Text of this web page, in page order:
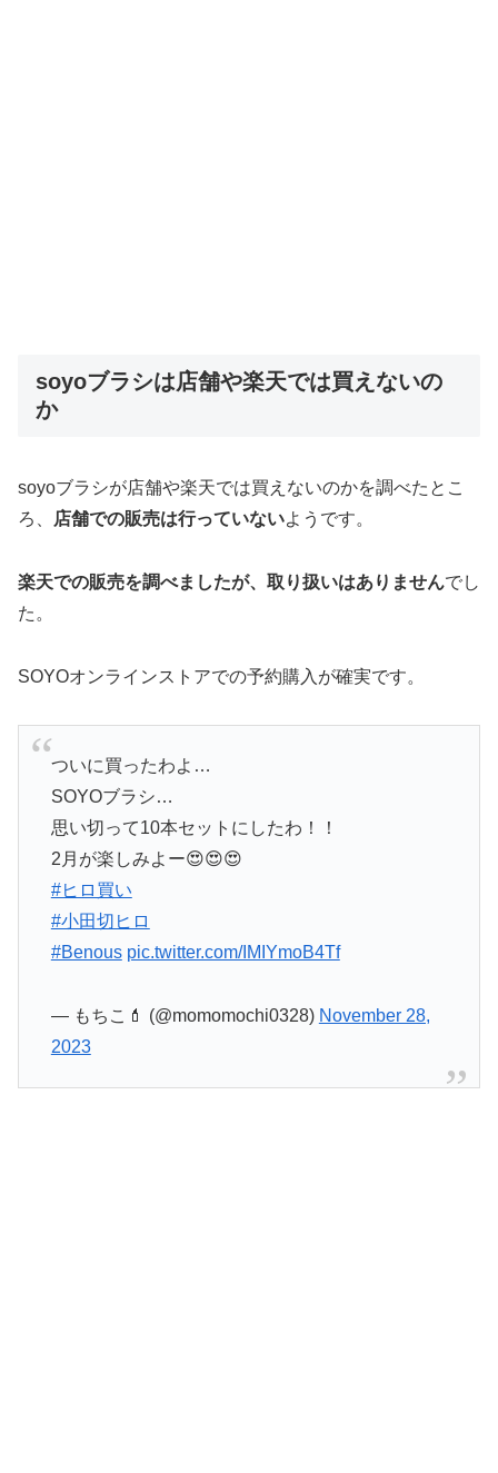
soyoブラシは店舗や楽天では買えないの
か
soyoブラシが店舗や楽天では買えないのかを調べたとこ
ろ、
店舗での販売は行っていないようです。
楽天での販売を調べましたが、取り扱いはありませんでし
た。
SOYOオンラインストアでの予約購入が確実です。
ついに買ったわよ…
SOYOブラシ…
思い切って10本セットにしたわ！！
2月が楽しみよー😍😍😍
#ヒロ買い
#小田切ヒロ
#Benous pic.twitter.com/IMIYmoB4Tf
— もちこ💄 (@momomochi0328) November 28,
2023